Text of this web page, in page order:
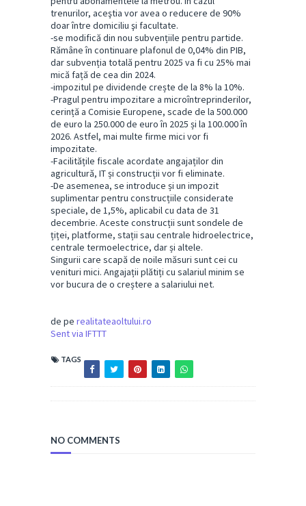
trenurilor, aceştia vor avea o reducere de 90%
doar între domiciliu şi facultate.
-se modifică din nou subvențiile pentru partide.
Rămâne în continuare plafonul de 0,04% din PIB,
dar subvenția totală pentru 2025 va fi cu 25% mai
mică față de cea din 2024.
-impozitul pe dividende crește de la 8% la 10%.
-Pragul pentru impozitare a microîntreprinderilor,
cerință a Comisie Europene, scade de la 500.000
de euro la 250.000 de euro în 2025 și la 100.000 în
2026. Astfel, mai multe firme mici vor fi
impozitate.
-Facilitățile fiscale acordate angajaților din
agricultură, IT și construcții vor fi eliminate.
-De asemenea, se introduce și un impozit
suplimentar pentru construcțiile considerate
speciale, de 1,5%, aplicabil cu data de 31
decembrie. Aceste construcții sunt sondele de
țiței, platforme, stații sau centrale hidroelectrice,
centrale termoelectrice, dar și altele.
Singurii care scapă de noile măsuri sunt cei cu
venituri mici. Angajații plătiți cu salariul minim se
vor bucura de o creștere a salariului net.
de pe realitateaoltului.ro
Sent via IFTTT
TAGS
NO COMMENTS